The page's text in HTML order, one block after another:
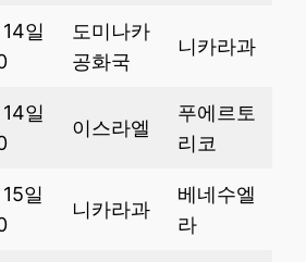
일
도미나카
공화국
니카라과
일
이스라엘
푸에르토
리코
일
니카라과
베네수엘
라